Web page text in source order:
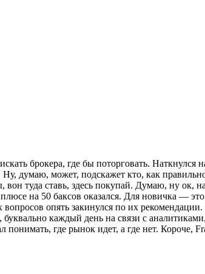
брокера, где бы поторговать. Наткнулся
думаю, может, подскажет кто, как
вон туда ставь, здесь покупай. Думаю, ну ок,
на 50 баксов оказался. Для новичка —
опять закинулся по их
каждый день на связи с
где рынок идет, а где нет. Короче,